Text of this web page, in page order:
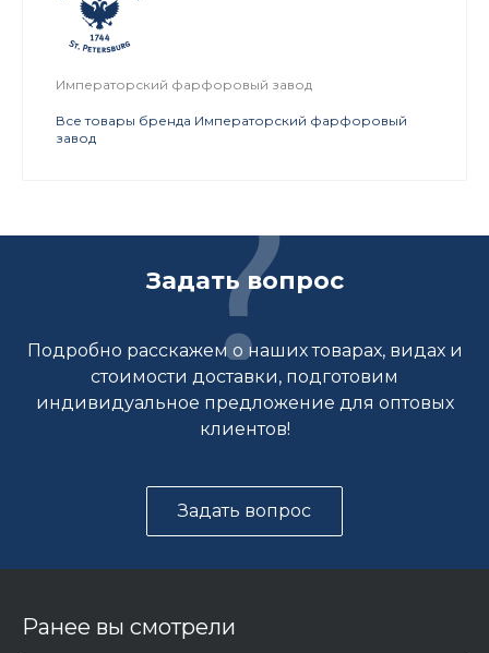
Императорский фарфоровый завод
Все товары бренда Императорский фарфоровый
завод
Задать вопрос
Подробно расскажем о наших товарах, видах и
стоимости доставки, подготовим
индивидуальное предложение для оптовых
клиентов!
Задать вопрос
Ранее вы смотрели